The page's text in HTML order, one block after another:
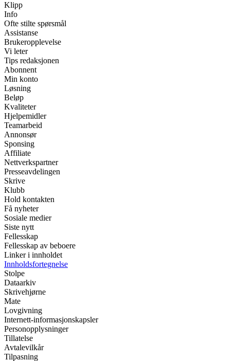
Klipp
Info
Ofte stilte spørsmål
Assistanse
Brukeropplevelse
Vi leter
Tips redaksjonen
Abonnent
Min konto
Løsning
Beløp
Kvaliteter
Hjelpemidler
Teamarbeid
Annonsør
Sponsing
Affiliate
Nettverkspartner
Presseavdelingen
Skrive
Klubb
Hold kontakten
Få nyheter
Sosiale medier
Siste nytt
Fellesskap
Fellesskap av beboere
Linker i innholdet
Innholdsfortegnelse
Stolpe
Dataarkiv
Skrivehjørne
Mate
Lovgivning
Internett-informasjonskapsler
Personopplysninger
Tillatelse
Avtalevilkår
Tilpasning